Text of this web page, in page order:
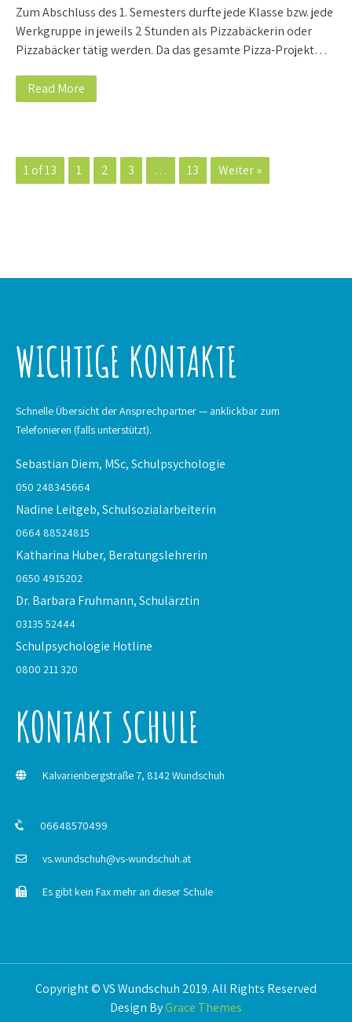
Zum Abschluss des 1. Semesters durfte jede Klasse bzw. jede
Werkgruppe in jeweils 2 Stunden als Pizzabäckerin oder
Pizzabäcker tätig werden. Da das gesamte Pizza-Projekt…
Read More
1 of 13 1 2 3 … 13 Weiter »
WICHTIGE KONTAKTE
Schnelle Übersicht der Ansprechpartner — anklickbar zum
Telefonieren (falls unterstützt).
Sebastian Diem, MSc,Schulpsychologie
050 248345664
Nadine Leitgeb,Schulsozialarbeiterin
0664 88524815
Katharina Huber, Beratungslehrerin
0650 4915202
Dr. Barbara Fruhmann,Schulärztin
03135 52444
Schulpsychologie Hotline
0800 211 320
KONTAKT SCHULE
Kalvarienbergstraße 7, 8142 Wundschuh
06648570499
vs.wundschuh@vs-wundschuh.at
Es gibt kein Fax mehr an dieser Schule
Copyright © VS Wundschuh 2019. All Rights Reserved
Design ByGrace Themes